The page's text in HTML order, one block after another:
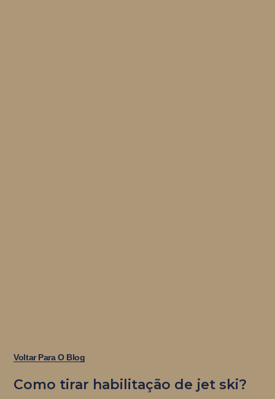
Voltar Para O Blog
Como tirar habilitação de jet ski?